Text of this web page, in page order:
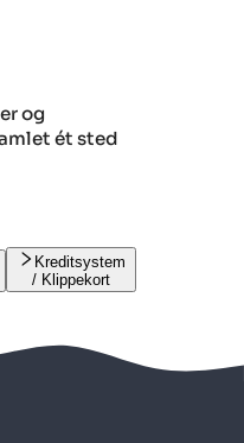
og
ét sted
Kreditsystem
/ Klippekort